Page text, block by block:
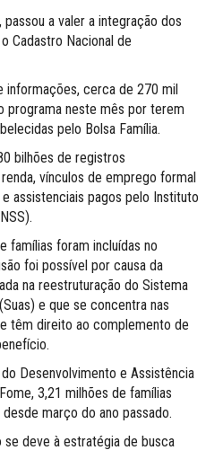
passou a valer a integração dos
Cadastro Nacional de
informações, cerca de 270 mil
programa neste mês por terem
pelo Bolsa Família.
bilhões de registros
vínculos de emprego formal
assistenciais pagos pelo Instituto
famílias foram incluídas no
foi possível por causa da
na reestruturação do Sistema
e que se concentra nas
têm direito ao complemento de
Desenvolvimento e Assistência
3,21 milhões de famílias
março do ano passado.
se deve à estratégia de busca